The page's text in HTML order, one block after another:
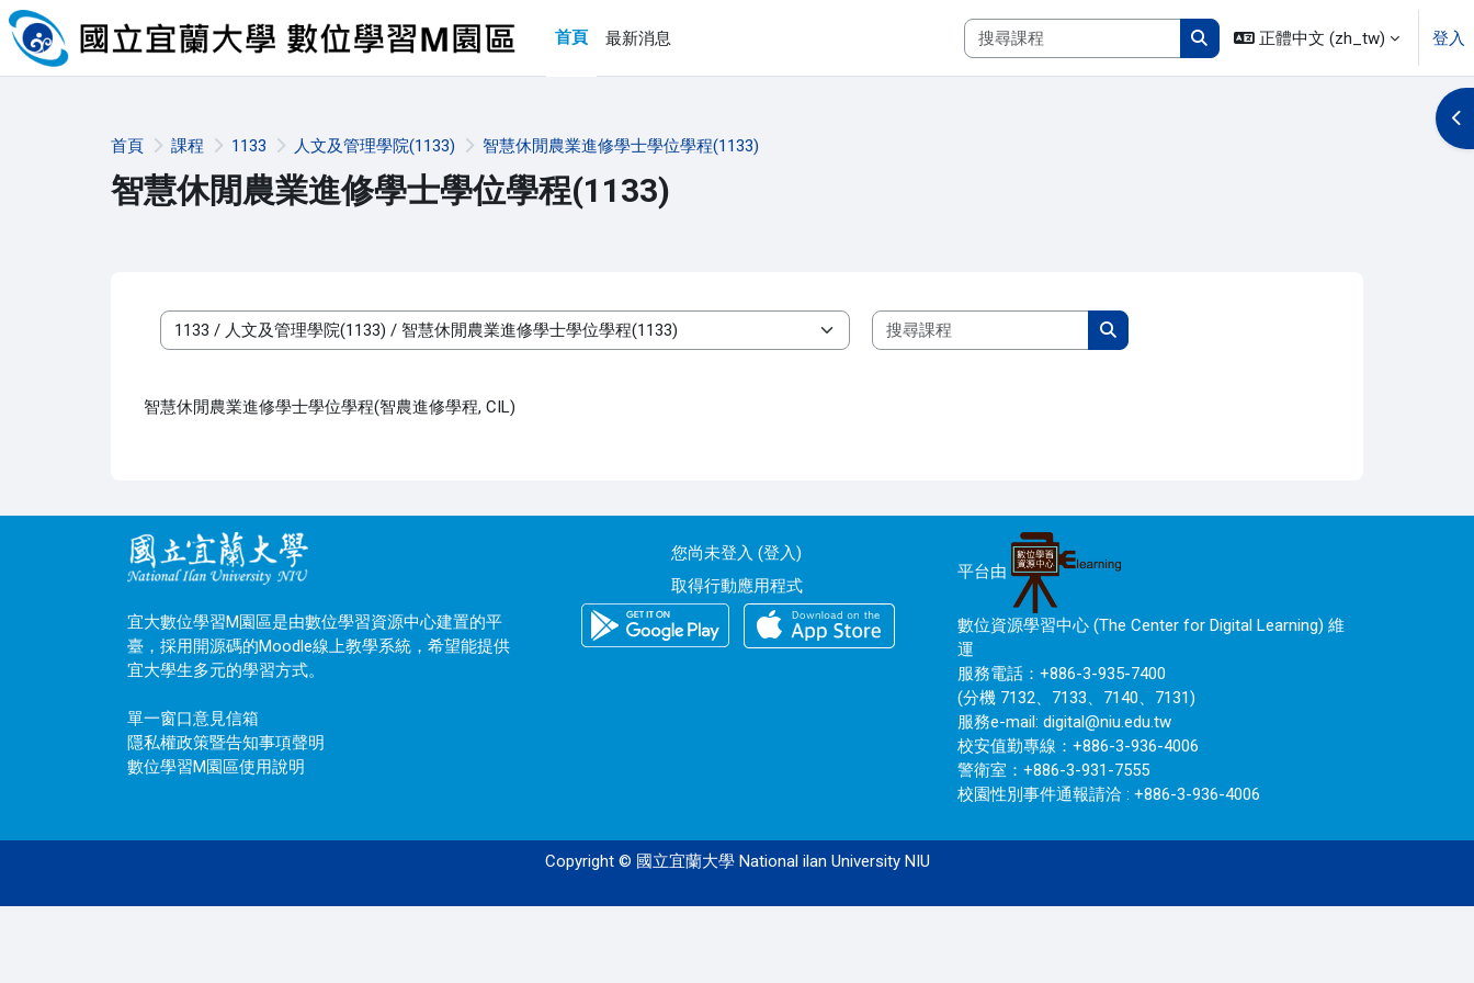
跳至主內容
首頁
最新消息
搜尋課程
搜尋課程
正體中文 ‎(zh_tw)‎ 登入
首頁 課程 1133 人文及管理學院(1133) 智慧休閒農業進修學士學位學程(1133)
智慧休閒農業進修學士學位學程(1133)
開
課程類別
搜尋課程
搜尋課程
智慧休閒農業進修學士學位學程(智農進修學程, CIL)
宜大數位學習M園區是由數位學習資源中心建置的平
臺，採用開源碼的Moodle線上教學系統，希望能提供
宜大學生多元的學習方式。
單一窗口意見信箱
隱私權政策暨告知事項聲明
數位學習M園區使用說明
您尚未登入 (登入)
取得行動應用程式
平台由
數位資源學習中心 (The Center for Digital Learning) 維
運
服務電話：+886-3-935-7400
(分機 7132、7133、7140、7131)
服務e-mail:digital@niu.edu.tw
校安值勤專線：+886-3-936-4006
警衛室：+886-3-931-7555
校園性別事件通報請洽 : +886-3-936-4006
Copyright © 國立宜蘭大學 National ilan University NIU